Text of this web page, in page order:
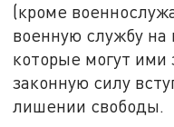
(кроме
военную службу на
которые могут
законную силу
лишении свободы.